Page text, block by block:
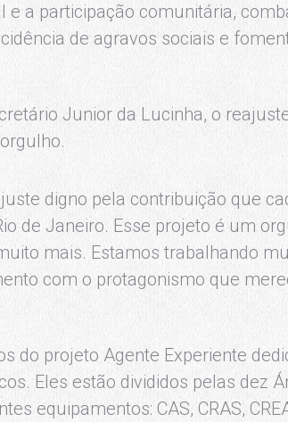
e a participação comunitária,
de agravos sociais e
Junior da Lucinha, o
digno pela contribuição que
de Janeiro. Esse projeto é um
mais. Estamos trabalhando
com o protagonismo que
do projeto Agente Experiente
Eles estão divididos pelas dez
equipamentos: CAS, CRAS,